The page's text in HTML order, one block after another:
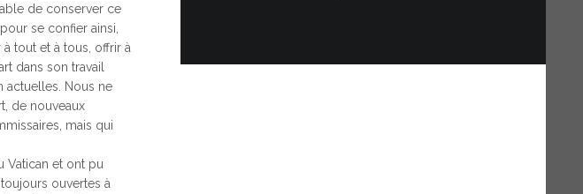
de conserver ce
se confier ainsi,
à tout et à tous, offrir à
dans son travail
actuelles. Nous ne
de nouveaux
mais qui
Vatican et ont pu
ouvertes à